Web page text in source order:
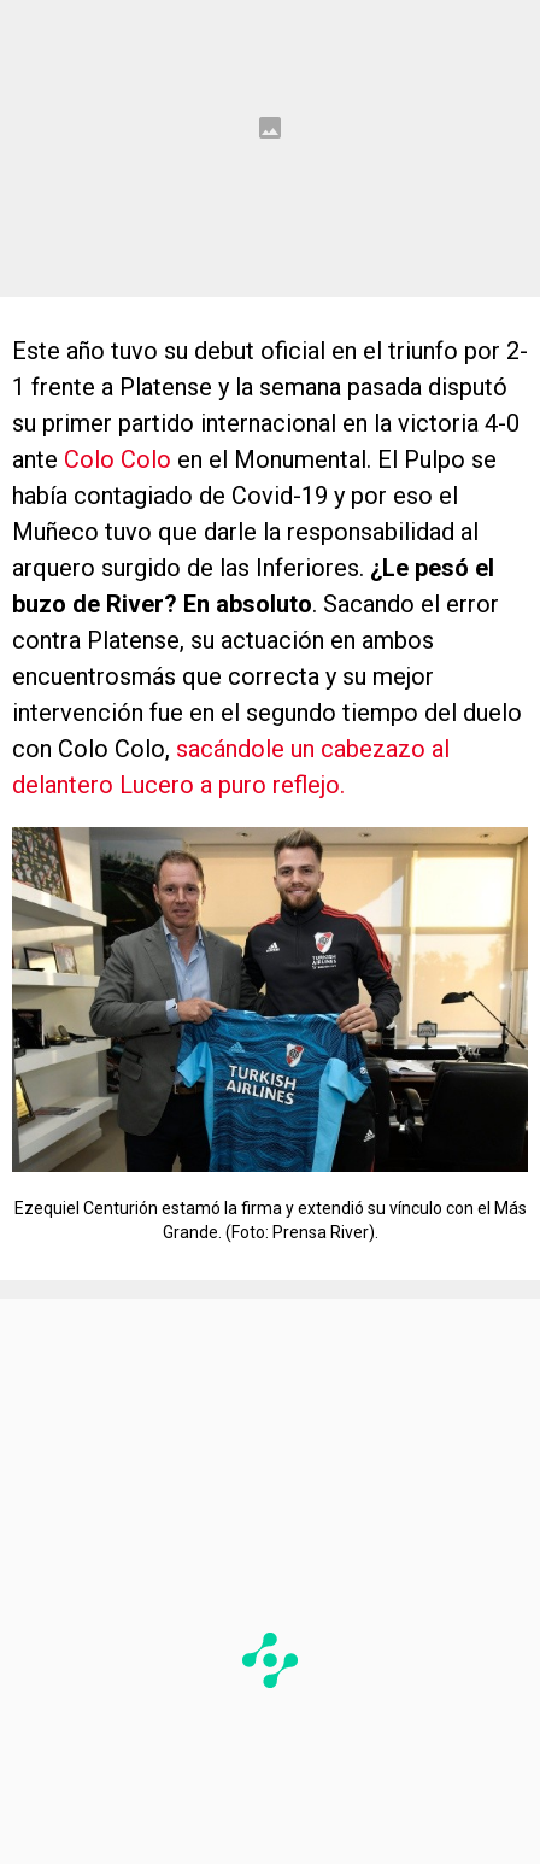
Este año tuvo su debut oficial en el triunfo por 2-
1 frente a Platense y la semana pasada disputó
su primer partido internacional en la victoria 4-0
ante Colo Colo en el Monumental. El Pulpo se
había contagiado de Covid-19 y por eso el
Muñeco tuvo que darle la responsabilidad al
arquero surgido de las Inferiores. ¿Le pesó el
buzo de River? En absoluto. Sacando el error
contra Platense, su actuación en ambos
encuentrosmás que correcta y su mejor
intervención fue en el segundo tiempo del duelo
con Colo Colo, sacándole un cabezazo al
delantero Lucero a puro reflejo.
Ezequiel Centurión estamó la firma y extendió su vínculo con el Más
Grande. (Foto: Prensa River).